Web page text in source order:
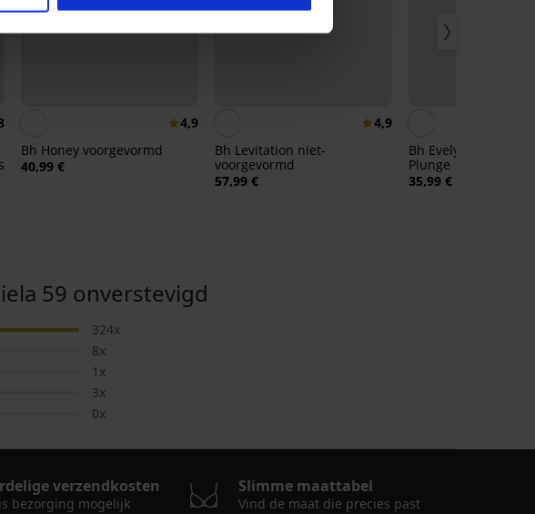
4,9
Bh Honey voorgevormd
40,99 €
4,9
Bh Levitation niet-
voorgevormd
57,99 €
Bh Evelynn
Plunge
35,99 €
59 onverstevigd
324x
8x
1x
3x
0x
verzendkosten
bezorging mogelijk
Slimme maattabel
Vind de maat die precies past